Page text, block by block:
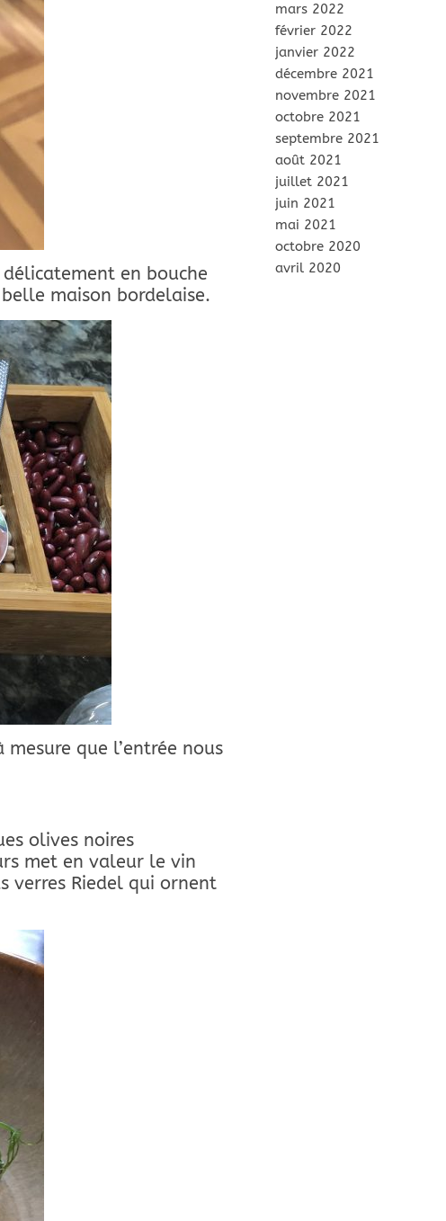
en bouche
maison bordelaise.
que l’entrée nous
olives noires
met en valeur le vin
verres Riedel qui ornent
mars 2022
février 2022
janvier 2022
décembre 2021
novembre 2021
octobre 2021
septembre 2021
août 2021
juillet 2021
juin 2021
mai 2021
octobre 2020
avril 2020